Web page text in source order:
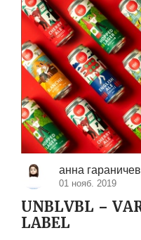
анна
01 нояб. 2019
UNBLVBL –
LABEL